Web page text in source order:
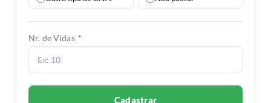
Nr. de Vidas *
Cadastrar